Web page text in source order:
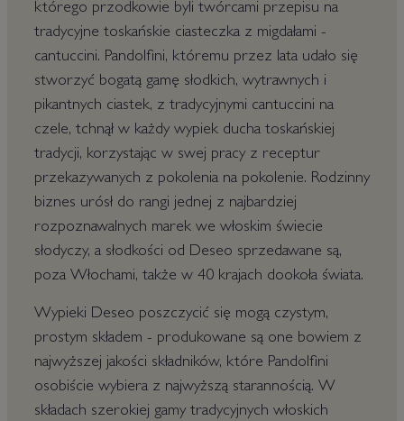
którego przodkowie byli twórcami przepisu na
tradycyjne toskańskie ciasteczka z migdałami -
cantuccini. Pandolfini, któremu przez lata udało się
stworzyć bogatą gamę słodkich, wytrawnych i
pikantnych ciastek, z tradycyjnymi cantuccini na
czele, tchnął w każdy wypiek ducha toskańskiej
tradycji, korzystając w swej pracy z receptur
przekazywanych z pokolenia na pokolenie. Rodzinny
biznes urósł do rangi jednej z najbardziej
rozpoznawalnych marek we włoskim świecie
słodyczy, a słodkości od Deseo sprzedawane są,
poza Włochami, także w 40 krajach dookoła świata.
Wypieki Deseo poszczycić się mogą czystym,
prostym składem - produkowane są one bowiem z
najwyższej jakości składników, które Pandolfini
osobiście wybiera z najwyższą starannością. W
składach szerokiej gamy tradycyjnych włoskich